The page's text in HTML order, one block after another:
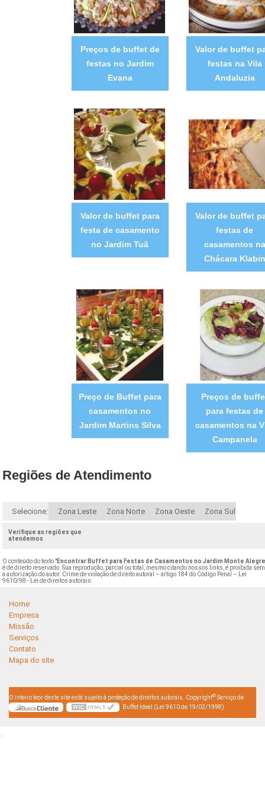
Preços de buffet de
festas no Jardim
Evana
Valor de buffet
festas na Vila
Andaluzia
Valor de buffet para
festa de casamento
no Jardim Tuã
Valor de buffet
festas de
casamentos na
Chácara Klabin
Preço de Buffet para
casamentos no
Jardim Martins Silva
Preços de
para festas de
casamentos na
Campanela
Regiões de Atendimento
Selecione: Zona Leste Zona Norte Zona Oeste Zona Sul
Verifique as regiões que
atendemos
O conteúdo do texto "Encontrar Buffet para Festas de Casamentos no Jardim Monte
é de direito reservado. Sua reprodução, parcial ou total, mesmo citando nossos links, é proibida sem
a autorização do autor. Crime de violação de direito autoral – artigo 184 do Código Penal –
Lei
9610/98 - Lei de direitos autorais
Home
Empresa
Missão
Serviços
Contato
Mapa do site
O inteiro teor deste site está sujeito à proteção de direitos autorais. Copyright© Serviço de
Buffet Ideal (Lei 9610 de 19/02/1998)